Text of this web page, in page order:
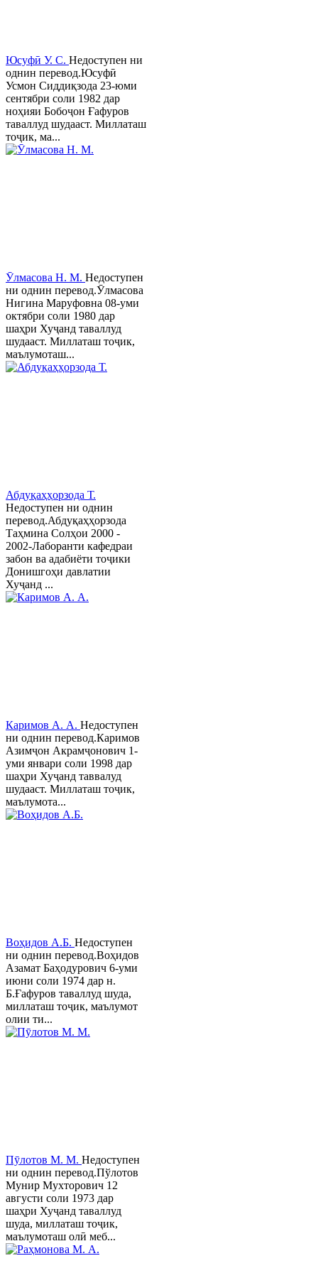
Юсуфӣ У. C. Недоступен ни
однин перевод.Юсуфӣ
Усмон Сиддиқзода 23-юми
сентябри соли 1982 дар
ноҳияи Бобоҷон Ғафуров
таваллуд шудааст. Миллаташ
тоҷик, ма...
Ӯлмасова Н. М. Недоступен
ни однин перевод.Ӯлмасова
Нигина Маруфовна 08-уми
октябри соли 1980 дар
шаҳри Хуҷанд таваллуд
шудааст. Миллаташ тоҷик,
маълумоташ...
Абдуқаҳҳорзода Т.
Недоступен ни однин
перевод.Абдуқаҳҳорзода
Таҳмина Солҳои 2000 -
2002-Лаборанти кафедраи
забон ва адабиёти тоҷики
Донишгоҳи давлатии
Хуҷанд ...
Каримов А. А. Недоступен
ни однин перевод.Каримов
Азимҷон Акрамҷонович 1-
уми январи соли 1998 дар
шаҳри Хуҷанд таввалуд
шудааст. Миллаташ тоҷик,
маълумота...
Воҳидов А.Б. Недоступен
ни однин перевод.Воҳидов
Азамат Баҳодурович 6-уми
июни соли 1974 дар н.
Б.Ғафуров таваллуд шуда,
миллаташ тоҷик, маълумот
олии ти...
Пӯлотов М. М. Недоступен
ни однин перевод.Пўлотов
Мунир Мухторович 12
августи соли 1973 дар
шаҳри Хуҷанд таваллуд
шуда, миллаташ тоҷик,
маълумоташ олӣ меб...